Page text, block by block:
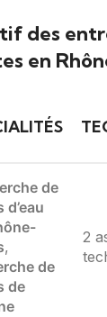
des
en
de
,
de
de
2